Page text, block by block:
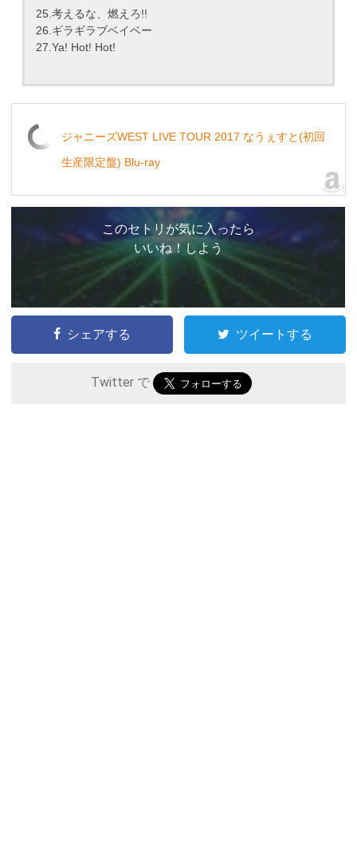
25.考えるな、燃えろ!!
26.ギラギラブベイベー
27.Ya! Hot! Hot!
ジャニーズWEST LIVE TOUR 2017 なうぇすと(初回
生産限定盤) Blu-ray
このセトリが気に入ったら
いいね！しよう
シェアする ツイートする
Twitter で